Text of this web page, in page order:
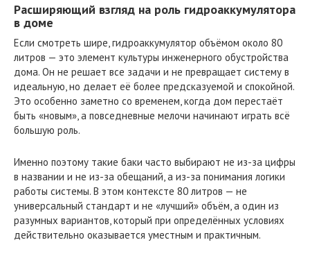
Расширяющий взгляд на роль гидроаккумулятора
в доме
Если смотреть шире, гидроаккумулятор объёмом около 80
литров — это элемент культуры инженерного обустройства
дома. Он не решает все задачи и не превращает систему в
идеальную, но делает её более предсказуемой и спокойной.
Это особенно заметно со временем, когда дом перестаёт
быть «новым», а повседневные мелочи начинают играть всё
большую роль.
Именно поэтому такие баки часто выбирают не из-за цифры
в названии и не из-за обещаний, а из-за понимания логики
работы системы. В этом контексте 80 литров — не
универсальный стандарт и не «лучший» объём, а один из
разумных вариантов, который при определённых условиях
действительно оказывается уместным и практичным.